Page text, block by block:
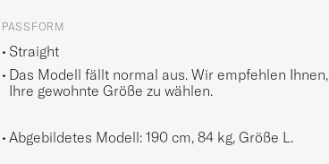
PASSFORM
Straight
Das Modell fällt normal aus. Wir empfehlen Ihnen,
Ihre gewohnte Größe zu wählen.
Abgebildetes Modell: 190 cm, 84 kg, Größe L .